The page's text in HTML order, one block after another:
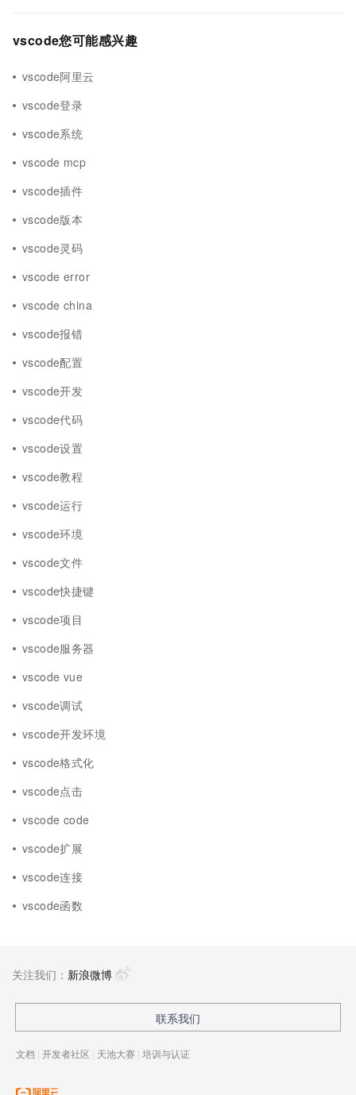
vscode您可能感兴趣
vscode阿里云
vscode登录
vscode系统
vscode mcp
vscode插件
vscode版本
vscode灵码
vscode error
vscode china
vscode报错
vscode配置
vscode开发
vscode代码
vscode设置
vscode教程
vscode运行
vscode环境
vscode文件
vscode快捷键
vscode项目
vscode服务器
vscode vue
vscode调试
vscode开发环境
vscode格式化
vscode点击
vscode code
vscode扩展
vscode连接
vscode函数
关注我们： 新浪微博
联系我们
文档 | 开发者社区 | 天池大赛 | 培训与认证